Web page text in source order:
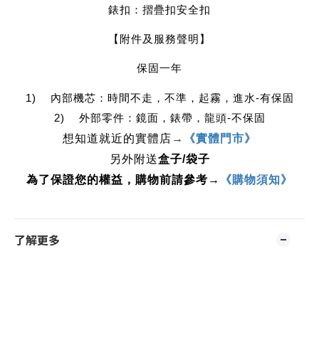
錶扣： 摺疊扣安全扣
【附件及服務聲明】
保固一年
1)    內部機芯：時間不走，不準，起霧，進水-有保固
2)    外部零件：鏡面，錶帶，龍頭-不保固
想知道就近的實體店 →
《實體門市》
另外附送盒子/袋子
為了保證您的權益，購物前請參考→
《購物須知》
了解更多